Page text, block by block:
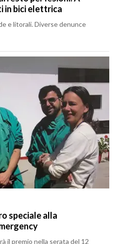
in bici elettrica
e litorali. Diverse denunce
speciale alla
il premio nella serata del 12